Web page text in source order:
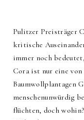
Pulitzer Preisträger
kritische
immer noch
Cora ist nur eine
Baumwollplantagen
menschenunwürdig
flüchten, doch